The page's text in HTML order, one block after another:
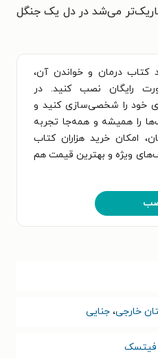
می‌شد در دل یک جنگل
کتاب درمان و خواندن آن،
رایگان نصب کنید. در
خود را شخصی‌سازی کنید و
را همیشه و همه‌جا تجربه
امکان خرید هزاران کتاب
ویژه و بهترین قیمت هم
خارجی، جنایی
فیتسک